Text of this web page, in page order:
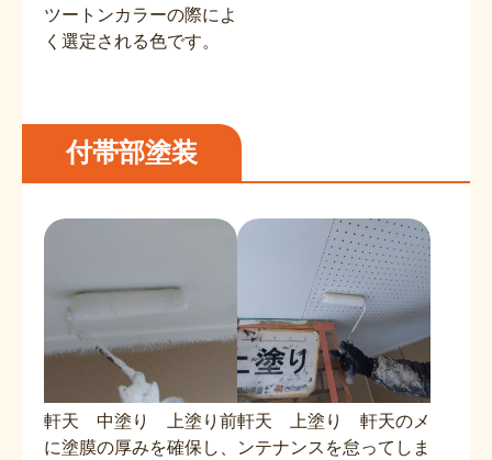
ツートンカラーの際によ
く選定される色です。
付帯部塗装
軒天 中塗り 上塗り前
に塗膜の厚みを確保し、
軒天 上塗り 軒天のメ
ンテナンスを怠ってしま